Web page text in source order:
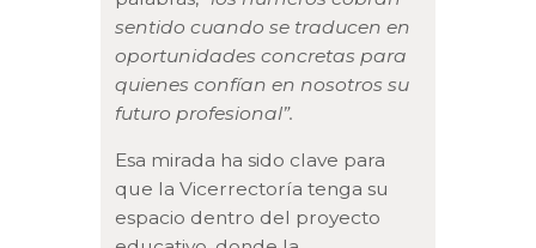
sentido cuando se traducen en
oportunidades concretas para
quienes confían en nosotros su
futuro profesional”.
Esa mirada ha sido clave para
que la Vicerrectoría tenga su
espacio dentro del proyecto